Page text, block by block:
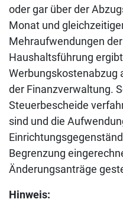
oder gar über der
Monat und
Mehraufwendungen
Haushaltsführung
Werbungskostenabzug
der Finanzverwaltung.
Steuerbescheide
sind und die
Begrenzung
Änderungsanträge
Hinweis: